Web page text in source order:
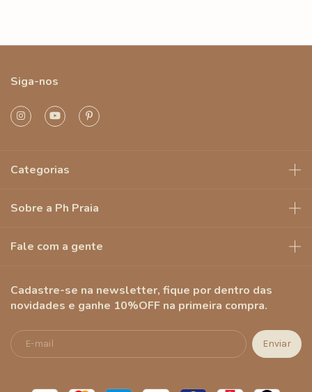
Siga-nos
Categorias
Sobre a Ph Praia
Fale com a gente
Cadastre-se na newsletter, fique por dentro das
novidades e ganhe 10%OFF na primeira compra.